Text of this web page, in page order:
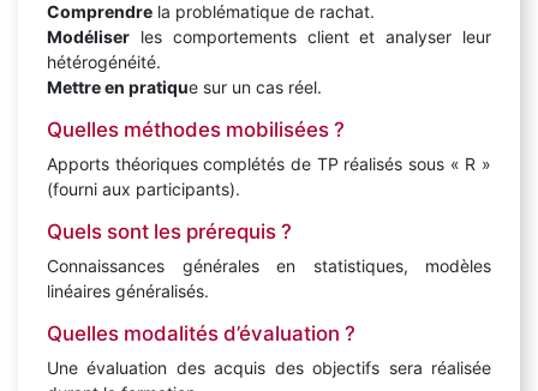
Comprendre la problématique de rachat.
Modéliser les comportements client et analyser leur
hétérogénéité.
Mettre en pratique sur un cas réel.
Quelles méthodes mobilisées ?
Apports théoriques complétés de TP réalisés sous « R »
(fourni aux participants).
Quels sont les prérequis ?
Connaissances générales en statistiques, modèles
linéaires généralisés.
Quelles modalités d’évaluation ?
Une évaluation des acquis des objectifs sera réalisée